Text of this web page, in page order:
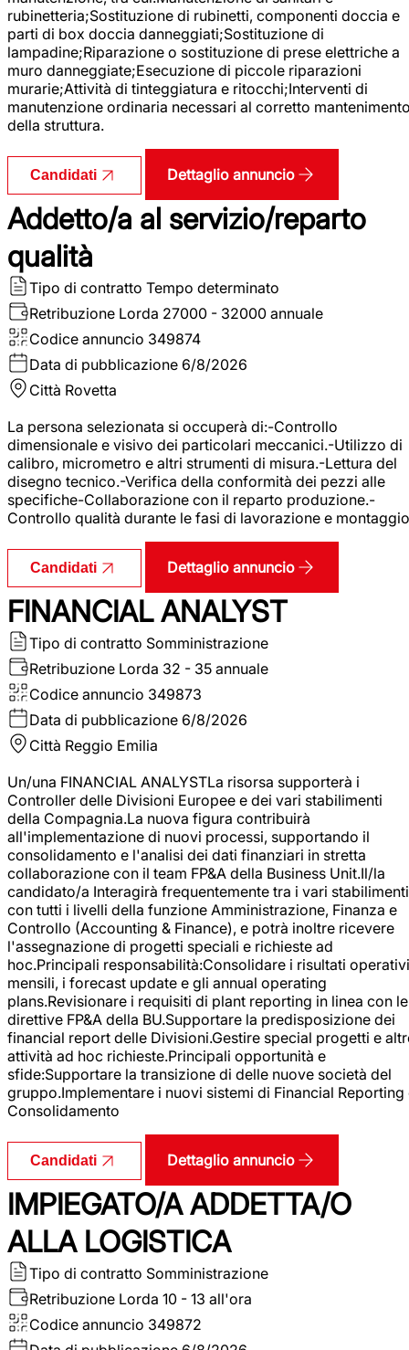
rubinetteria;Sostituzione di rubinetti, componenti doccia e
parti di box doccia danneggiati;Sostituzione di
lampadine;Riparazione o sostituzione di prese elettriche a
muro danneggiate;Esecuzione di piccole riparazioni
murarie;Attività di tinteggiatura e ritocchi;Interventi di
manutenzione ordinaria necessari al corretto
della struttura.
Candidati Dettaglio annuncio
Addetto/a al servizio/reparto
qualità
Tipo di contratto Tempo determinato
Retribuzione Lorda 27000 - 32000 annuale
Codice annuncio 349874
Data di pubblicazione 6/8/2026
Città Rovetta
La persona selezionata si occuperà di:-Controllo
dimensionale e visivo dei particolari meccanici.-Utilizzo di
calibro, micrometro e altri strumenti di misura.-Lettura del
disegno tecnico.-Verifica della conformità dei pezzi alle
specifiche-Collaborazione con il reparto produzione.-
Controllo qualità durante le fasi di lavorazione e
Candidati Dettaglio annuncio
FINANCIAL ANALYST
Tipo di contratto Somministrazione
Retribuzione Lorda 32 - 35 annuale
Codice annuncio 349873
Data di pubblicazione 6/8/2026
Città Reggio Emilia
Un/una FINANCIAL ANALYSTLa risorsa supporterà i
Controller delle Divisioni Europee e dei vari stabilimenti
della Compagnia.La nuova figura contribuirà
all'implementazione di nuovi processi, supportando il
consolidamento e l'analisi dei dati finanziari in stretta
collaborazione con il team FP&A della Business Unit.Il/la
candidato/a Interagirà frequentemente tra i vari stabilimenti
con tutti i livelli della funzione Amministrazione, Finanza e
Controllo (Accounting & Finance), e potrà inoltre ricevere
l'assegnazione di progetti speciali e richieste ad
hoc.Principali responsabilità:Consolidare i risultati operativi
mensili, i forecast update e gli annual operating
plans.Revisionare i requisiti di plant reporting in linea con le
direttive FP&A della BU.Supportare la predisposizione dei
financial report delle Divisioni.Gestire special progetti e
attività ad hoc richieste.Principali opportunità e
sfide:Supportare la transizione di delle nuove società del
gruppo.Implementare i nuovi sistemi di Financial Reporting
Consolidamento
Candidati Dettaglio annuncio
IMPIEGATO/A ADDETTA/O
ALLA LOGISTICA
Tipo di contratto Somministrazione
Retribuzione Lorda 10 - 13 all'ora
Codice annuncio 349872